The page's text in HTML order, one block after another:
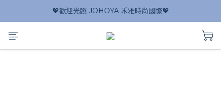
💖歡迎光臨 JOHOYA 禾雅時尚國際💖